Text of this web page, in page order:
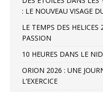
: LE NOUVEAU VISAGE
LE TEMPS DES HELICES
PASSION
10 HEURES DANS LE
ORION 2026 : UNE
L’EXERCICE